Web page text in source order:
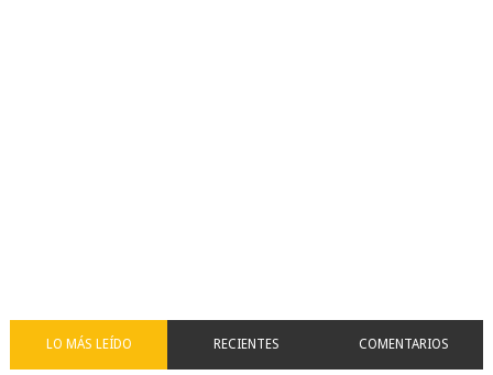
LO MÁS LEÍDO RECIENTES COMENTARIOS